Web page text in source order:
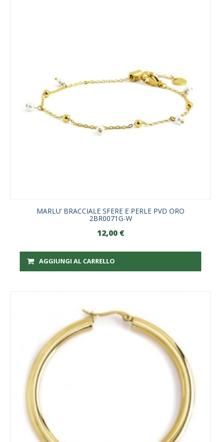
MARLU’ BRACCIALE SFERE E PERLE PVD ORO
2BR0071G-W
12,00 €
AGGIUNGI AL CARRELLO